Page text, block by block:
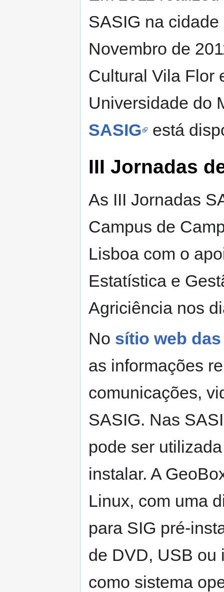
SASIG na
Novembro de
Cultural Vila Flor
Universidade do
SASIG
está
III Jornadas
As III Jornadas
Campus de
Lisboa com o
Estatística e
Agriciência nos
No sítio web
as informações
comunicações,
SASIG. Nas
pode ser
instalar. A
Linux, com uma
para SIG pré-
de DVD, USB ou
como sistema